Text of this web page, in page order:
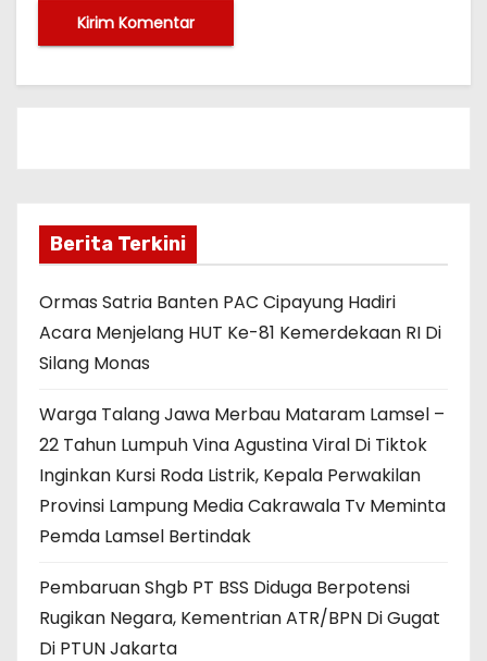
Berita Terkini
Ormas Satria Banten PAC Cipayung Hadiri
Acara Menjelang HUT Ke-81 Kemerdekaan RI Di
Silang Monas
Warga Talang Jawa Merbau Mataram Lamsel –
22 Tahun Lumpuh Vina Agustina Viral Di Tiktok
Inginkan Kursi Roda Listrik, Kepala Perwakilan
Provinsi Lampung Media Cakrawala Tv Meminta
Pemda Lamsel Bertindak
Pembaruan Shgb PT BSS Diduga Berpotensi
Rugikan Negara, Kementrian ATR/BPN Di Gugat
Di PTUN Jakarta